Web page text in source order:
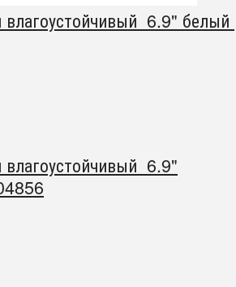
6.9" белый
6.9"